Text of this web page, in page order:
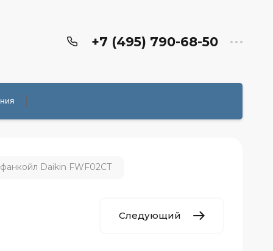
+7 (495) 790-68-50
Daikin FWF02CT
Следующий